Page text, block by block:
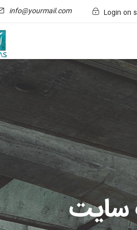
info@yourmail.com Login on